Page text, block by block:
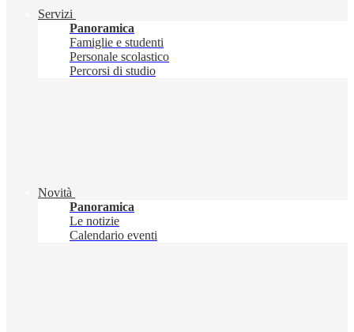
Servizi
Panoramica
Famiglie e studenti
Personale scolastico
Percorsi di studio
Novità
Panoramica
Le notizie
Calendario eventi